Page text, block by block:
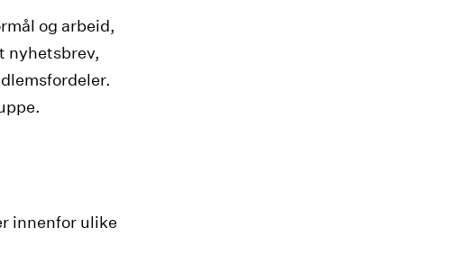
og arbeid,
nyhetsbrev,
innenfor ulike